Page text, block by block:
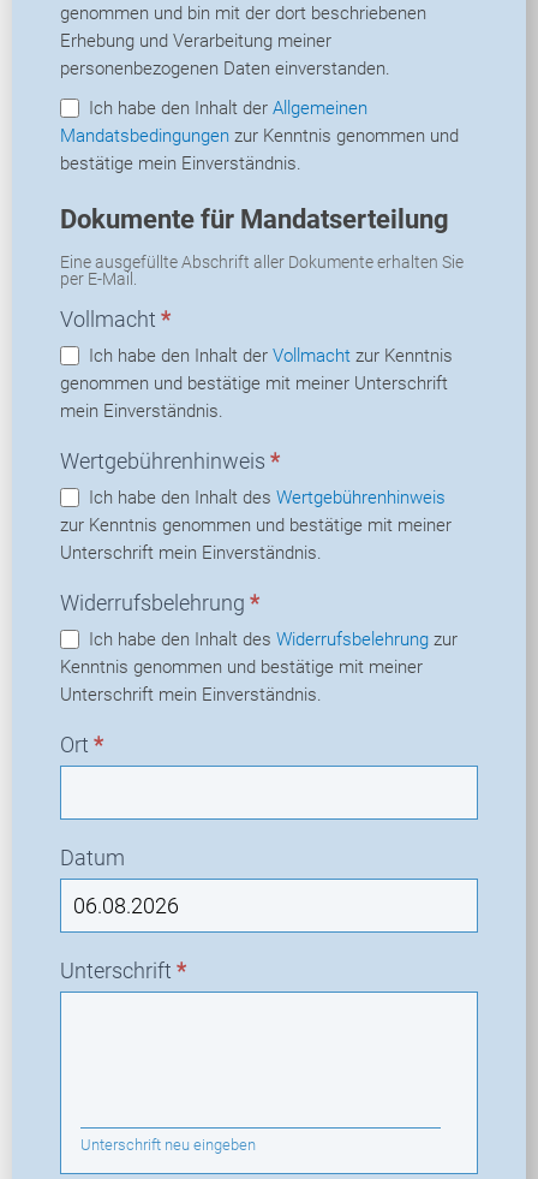
genommen und bin mit der dort beschriebenen
Erhebung und Verarbeitung meiner
personenbezogenen Daten einverstanden.
Ich habe den Inhalt der Allgemeinen
Mandatsbedingungen
bestätige mein Einverständnis.
Dokumente für Mandatserteilung
Eine ausgefüllte Abschrift aller Dokumente erhalten Sie
per E-Mail.
Vollmacht *
Ich habe den Inhalt der Vollmacht zur Kenntnis
genommen und bestätige mit meiner Unterschrift
mein Einverständnis.
Wertgebührenhinweis *
Ich habe den Inhalt des Wertgebührenhinweis
zur Kenntnis genommen und bestätige mit meiner
Unterschrift mein Einverständnis.
Widerrufsbelehrung *
Ich habe den Inhalt des Widerrufsbelehrung
Kenntnis genommen und bestätige mit meiner
Unterschrift mein Einverständnis.
Ort *
Datum
Unterschrift *
Unterschrift neu eingeben